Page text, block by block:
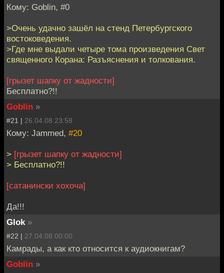
Кому: Goblin, #0
>Очень удачно зашёл на стенд Петербургского
востоковедения.
>Где мне выдали четыре тома произведения Свет
священного Корана: Разъяснения и толкования.
[грызет шапку от жадности]
Бесплатно?!!
Goblin »
#21 | 26.04.08 23:58
Кому: Jammed, #20
> [грызет шапку от жадности]
> Бесплатно?!!
[сатанински хохоча]
Да!!!
Glok »
#22 | 27.04.08 00:00
Камрады, а как кто относится к аудиокнигам?
Goblin »